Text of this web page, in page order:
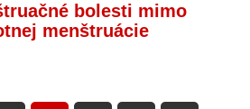
bolesti mimo
menštruácie